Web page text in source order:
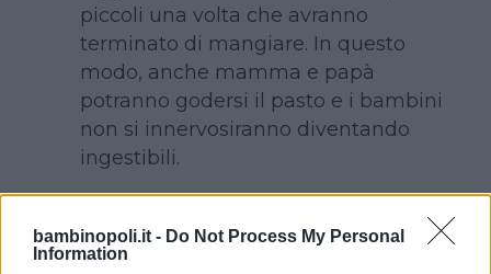
bambinopoli.it - Do Not Process My Personal
Information
piccoli una volta che avranno
terminato di mangiare. In questo
modo, anche mamma e papà
potranno godersi il pasto e i bambini
non si innervosiranno diventando
ingestibili.
Non è pensabile che un bambino
possa trovare piacere a gustare 10
tipi diversi di antipasti, bis o tris di